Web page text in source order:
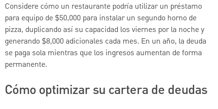
Considere cómo un restaurante podría utilizar un préstamo
para equipo de $50,000 para instalar un segundo horno de
pizza, duplicando así su capacidad los viernes por la noche y
generando $8,000 adicionales cada mes. En un año, la deuda
se paga sola mientras que los ingresos aumentan de forma
permanente.
Cómo optimizar su cartera de deudas